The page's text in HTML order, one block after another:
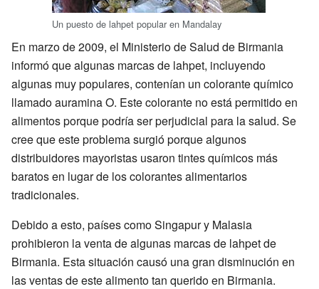
Un puesto de lahpet popular en Mandalay
En marzo de 2009, el Ministerio de Salud de Birmania
informó que algunas marcas de lahpet, incluyendo
algunas muy populares, contenían un colorante químico
llamado auramina O. Este colorante no está permitido en
alimentos porque podría ser perjudicial para la salud. Se
cree que este problema surgió porque algunos
distribuidores mayoristas usaron tintes químicos más
baratos en lugar de los colorantes alimentarios
tradicionales.
Debido a esto, países como Singapur y Malasia
prohibieron la venta de algunas marcas de lahpet de
Birmania. Esta situación causó una gran disminución en
las ventas de este alimento tan querido en Birmania.